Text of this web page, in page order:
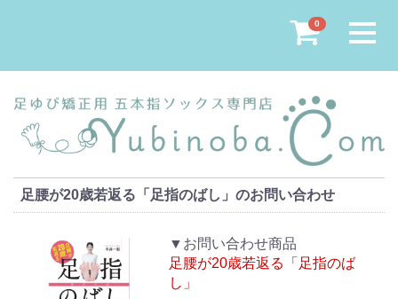
0 Menu
足腰が20歳若返る「足指のばし」のお問い合わせ
▼お問い合わせ商品
足腰が20歳若返る「足指のば
し」